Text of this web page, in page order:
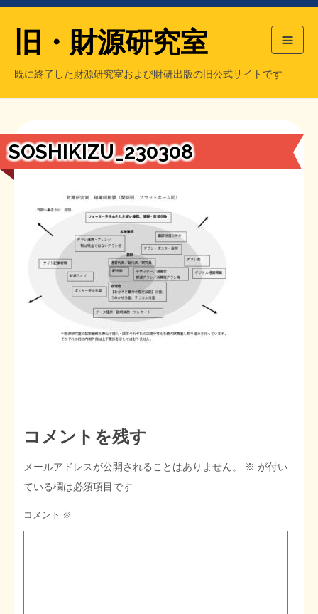
【国の、本当の】財源チラシ／旧・財源研究室
シン財源はあなたです／合同誌／旧・サブカル分室
日本経済を解説するヤンキー／MIHANAマンガ／旧・財研出版
もっと知りたい方へ
マネクリ戦士 RED & BLACK
MMTの学習資料
旧・財源研究室
既に終了した財源研究室および財研出版の旧公式サイトです
旧・財源研究室について
チラシ発行部数
旧・財研出版について
SOSHIKIZU_230308
コメントを残す
メールアドレスが公開されることはありません。 ※ が付い
ている欄は必須項目です
コメント ※